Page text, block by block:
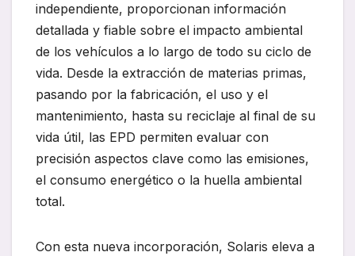
independiente, proporcionan información
detallada y fiable sobre el impacto ambiental
de los vehículos a lo largo de todo su ciclo de
vida. Desde la extracción de materias primas,
pasando por la fabricación, el uso y el
mantenimiento, hasta su reciclaje al final de su
vida útil, las EPD permiten evaluar con
precisión aspectos clave como las emisiones,
el consumo energético o la huella ambiental
total.
Con esta nueva incorporación, Solaris eleva a